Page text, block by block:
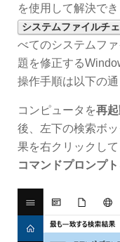
を使用して解決でき
システムファイルチ
べてのシステムフ
題を修正する
操作手順は以下の通
コンピュータを再
後、左下の検索ボ
果を右クリックして
コマンドプロンプト